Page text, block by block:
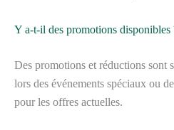
Y a-t-il des promotions disponibles
Des promotions et réductions sont
lors des événements spéciaux ou
pour les offres actuelles.